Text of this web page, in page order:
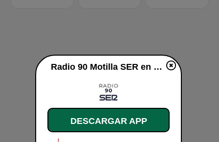
Radio 90 Motilla SER en vivo
DESCARGAR APP